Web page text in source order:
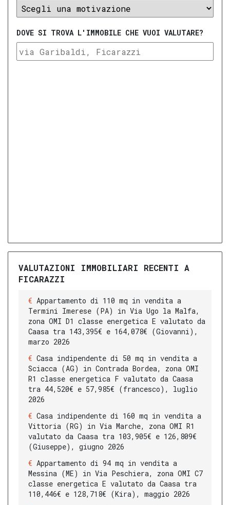
DOVE SI TROVA L'IMMOBILE CHE VUOI VALUTARE?
VALUTAZIONI IMMOBILIARI RECENTI A
FICARAZZI
Appartamento di 110 mq in vendita a
Termini Imerese (PA) in Via Ugo la Malfa,
zona OMI D1 classe energetica E valutato da
Caasa tra 143,395€ e 164,078€ (Giovanni),
marzo 2026
Casa indipendente di 50 mq in vendita a
Sciacca (AG) in Contrada Bordea, zona OMI
R1 classe energetica F valutato da Caasa
tra 44,520€ e 57,985€ (francesco), luglio
2026
Casa indipendente di 160 mq in vendita a
Vittoria (RG) in Via Marche, zona OMI R1
valutato da Caasa tra 103,905€ e 126,809€
(Giuseppe), giugno 2026
Appartamento di 94 mq in vendita a
Messina (ME) in Via Peschiera, zona OMI C7
classe energetica E valutato da Caasa tra
110,446€ e 128,718€ (Kira), maggio 2026